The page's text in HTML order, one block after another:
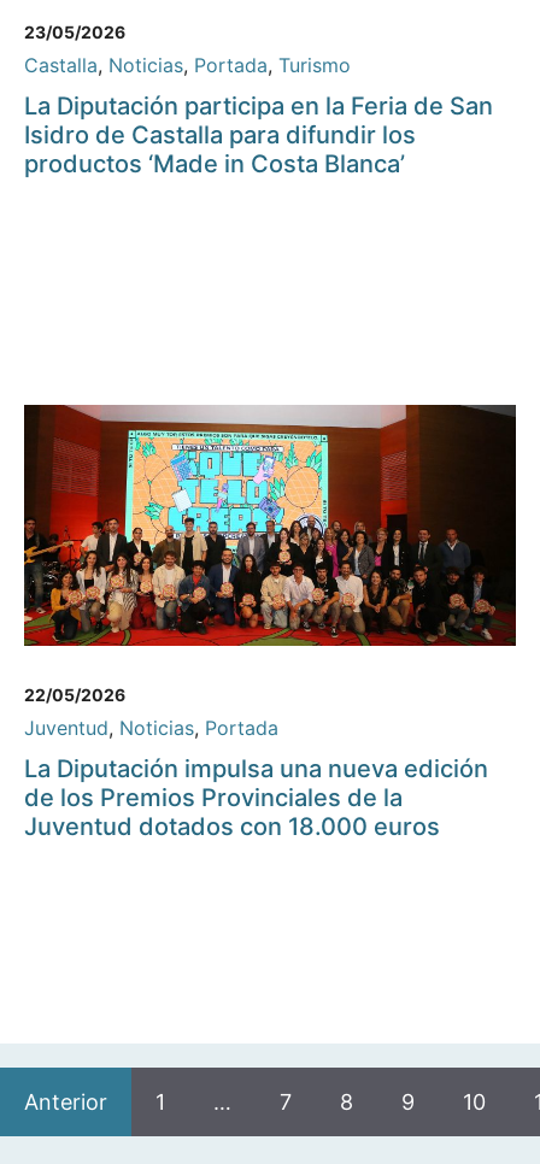
23/05/2026
Castalla, Noticias, Portada, Turismo
La Diputación participa en la Feria de San
Isidro de Castalla para difundir los
productos ‘Made in Costa Blanca’
22/05/2026
Juventud, Noticias, Portada
La Diputación impulsa una nueva edición
de los Premios Provinciales de la
Juventud dotados con 18.000 euros
Anterior 1 … 7 8 9 10